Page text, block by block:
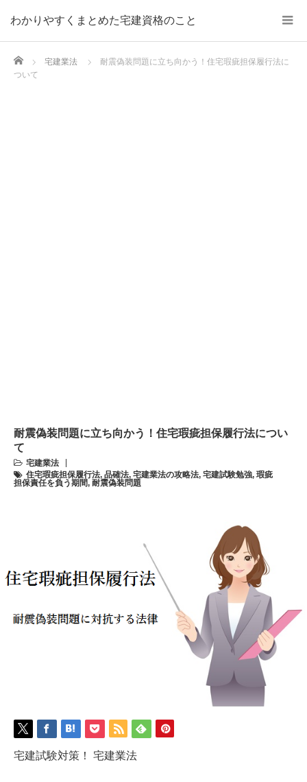
わかりやすくまとめた宅建資格のこと
Home 宅建業法
耐震偽装問題に立ち向かう！住宅瑕疵担保履行法に
ついて
耐震偽装問題に立ち向かう！住宅瑕疵担保履行法につい
て
宅建業法
住宅瑕疵担保履行法, 品確法, 宅建業法の攻略法, 宅建試験勉強, 瑕疵
担保責任を負う期間, 耐震偽装問題
宅建試験対策！ 宅建業法